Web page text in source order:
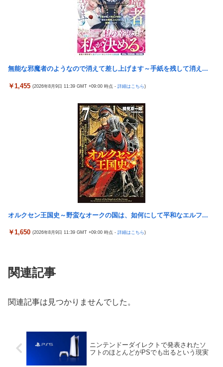
【衝撃】痩せたい奴は「コレ」を飲むのガチでオススメｗｗｗｗ
【ウマ娘】武さんが引退したらウマ娘に実装されそう
サイバスターが一番輝いてたスパロボ
アと寄付をしている模様
無能な邪魔者のようなので消えて差し上げます～手紙を残して消え...
￥1,455 (2026年8月9日 11:39 GMT +09:00 時点 - 詳細はこちら)
オルクセン王国史～野蛮なオークの国は、如何にして平和なエルフ...
￥1,650 (2026年8月9日 11:39 GMT +09:00 時点 - 詳細はこちら)
関連記事
関連記事は見つかりませんでした。
ニンテンドーダイレクトで発表されたソ
フトのほとんどがPSでも出るという現実